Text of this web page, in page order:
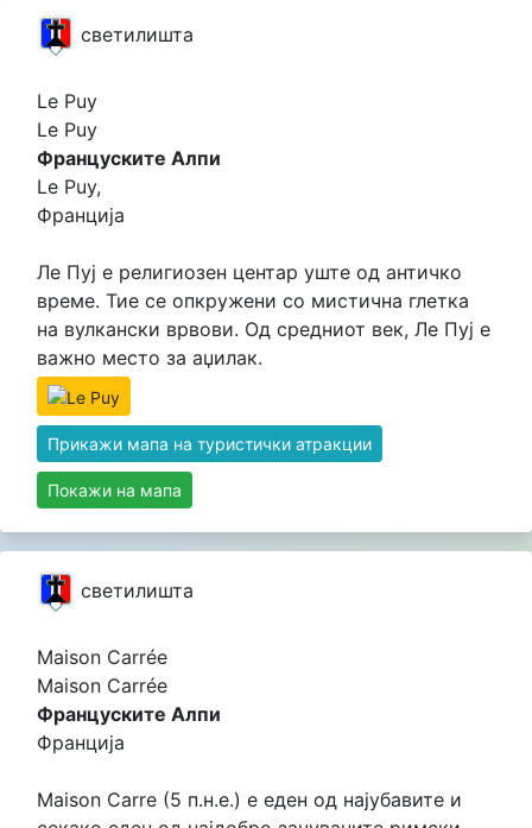
светилишта
Le Puy
Le Puy
Француските Алпи
Le Puy,
Франција
Ле Пуј е религиозен центар уште од античко
време. Тие се опкружени со мистична глетка
на вулкански врвови. Од средниот век, Ле Пуј е
важно место за аџилак.
Прикажи мапа на туристички атракции
Покажи на мапа
светилишта
Maison Carrée
Maison Carrée
Француските Алпи
Франција
Maison Carre (5 п.н.е.) е еден од најубавите и